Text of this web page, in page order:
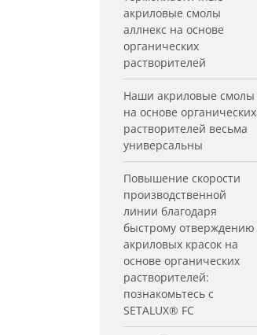
акриловые смолы
аллнекс на основе
органических
растворителей
Наши акриловые смолы
на основе органических
растворителей весьма
универсальны
Повышение скорости
производственной
линии благодаря
быстрому отверждению
акриловых красок на
основе органических
растворителей:
познакомьтесь с
SETALUX® FC